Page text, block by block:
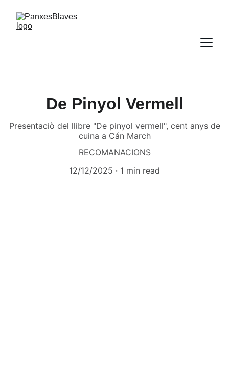
De Pinyol Vermell
Presentaciò del llibre "De pinyol vermell", cent anys de
cuina a Cán March
RECOMANACIONS
12/12/2025
1 min read